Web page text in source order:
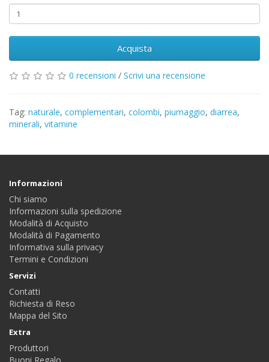
Acquista
0 recensioni / Scrivi una recensione
Tag: naturale, complementari, colombi, piumaggio, diarrea,
minerali, vitamine
Informazioni
Chi siamo
Informazioni sulla spedizione
Modalità di Acquisto
Modalità di Pagamento
Informativa sulla privacy
Termini e Condizioni
Servizi
Contatti
Richiesta di Reso
Mappa del Sito
Extra
Produttori